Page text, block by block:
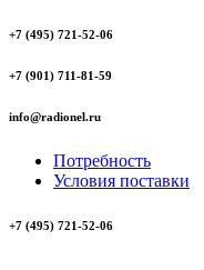
+7 (495) 721-52-06
+7 (901) 711-81-59
info@radionel.ru
Потребность
Условия поставки
+7 (495) 721-52-06